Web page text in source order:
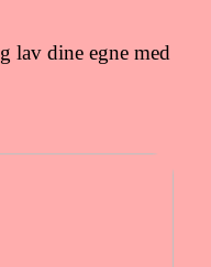
lav dine egne med